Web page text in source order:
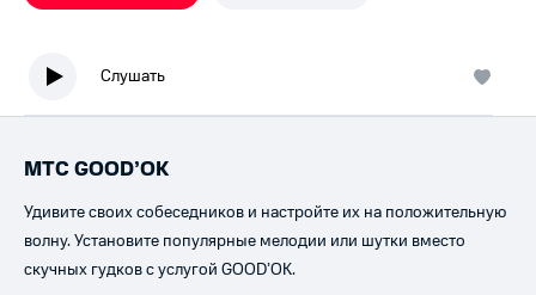
Слушать
МТС GOOD’OK
Удивите своих собеседников и настройте их на положительную
волну. Установите популярные мелодии или шутки вместо
скучных гудков с услугой GOOD’OK.